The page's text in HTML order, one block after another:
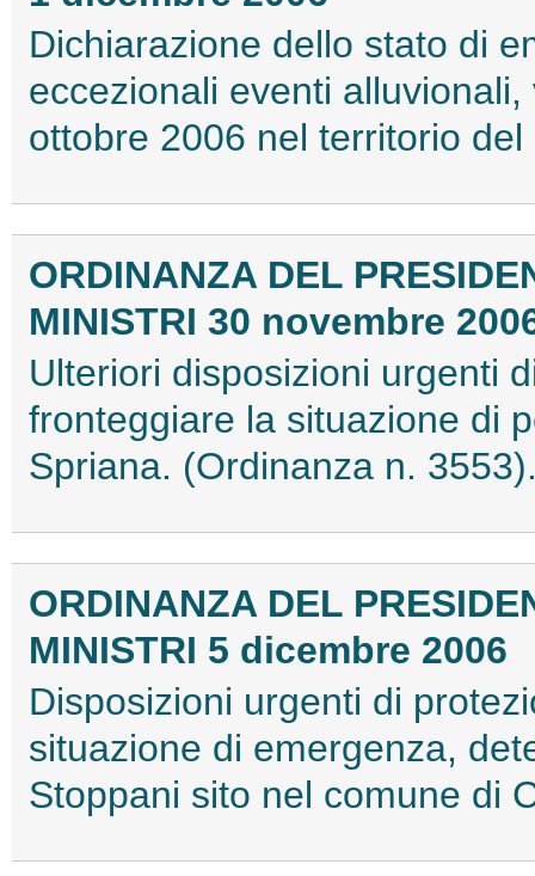
Dichiarazione dello stato di
eccezionali eventi
ottobre 2006 nel territorio
ORDINANZA DEL
MINISTRI 30 novembre
Ulteriori disposizioni urgenti
fronteggiare la situazione di
Spriana. (Ordinanza n.
ORDINANZA DEL
MINISTRI 5 dicembre 2006
Disposizioni urgenti di
situazione di emergenza,
Stoppani sito nel comune di